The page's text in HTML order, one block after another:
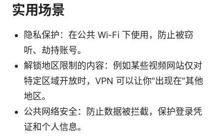
实用场景
隐私保护：在公共 Wi-Fi 下使用，防止被窃
听、劫持账号。
解锁地区限制的内容：例如某些视频网站仅对
特定区域开放时，VPN 可以让你“出现在”其他
地区。
公共网络安全：防止数据被拦截，保护登录凭
证和个人信息。